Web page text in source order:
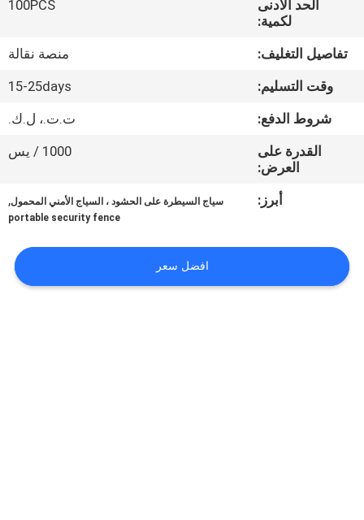
مراقبة
الجودة
اتصل
اقتباس
الحد الأدنى
لكمية:
100PCS
تفاصيل التغليف:
منصة نقالة
وقت التسليم:
15-25days
شروط الدفع:
ت.ت.، ل.ك.
القدرة على
العرض:
1000 / يس
أبرز: سياج السيطرة على الحشود ، السياج الأمني ​​المحمول,
portable security fence
افضل سعر